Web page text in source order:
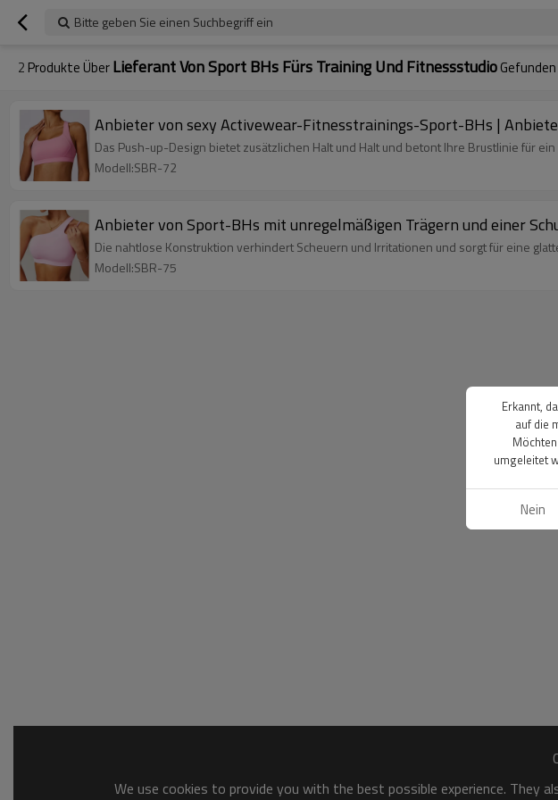
Bitte geben Sie einen Suchbegriff ein
2 Produkte ÜberLieferant Von Sport BHs Fürs Training Und FitnessstudioGefunden
Anbieter von sexy Activewear-Fitnesstrainings-Sport-BHs |
Das Push-up-Design bietet zusätzlichen Halt und Halt und betont Ihre Brustlinie für
Modell:SBR-72
Anbieter von Sport-BHs mit unregelmäßigen Trägern und einer
Die nahtlose Konstruktion verhindert Scheuern und Irritationen und sorgt für eine
Modell:SBR-75
We use cookies to provide you with the best possible experience.
Erkannt,
auf die
umgeleitet
Nein